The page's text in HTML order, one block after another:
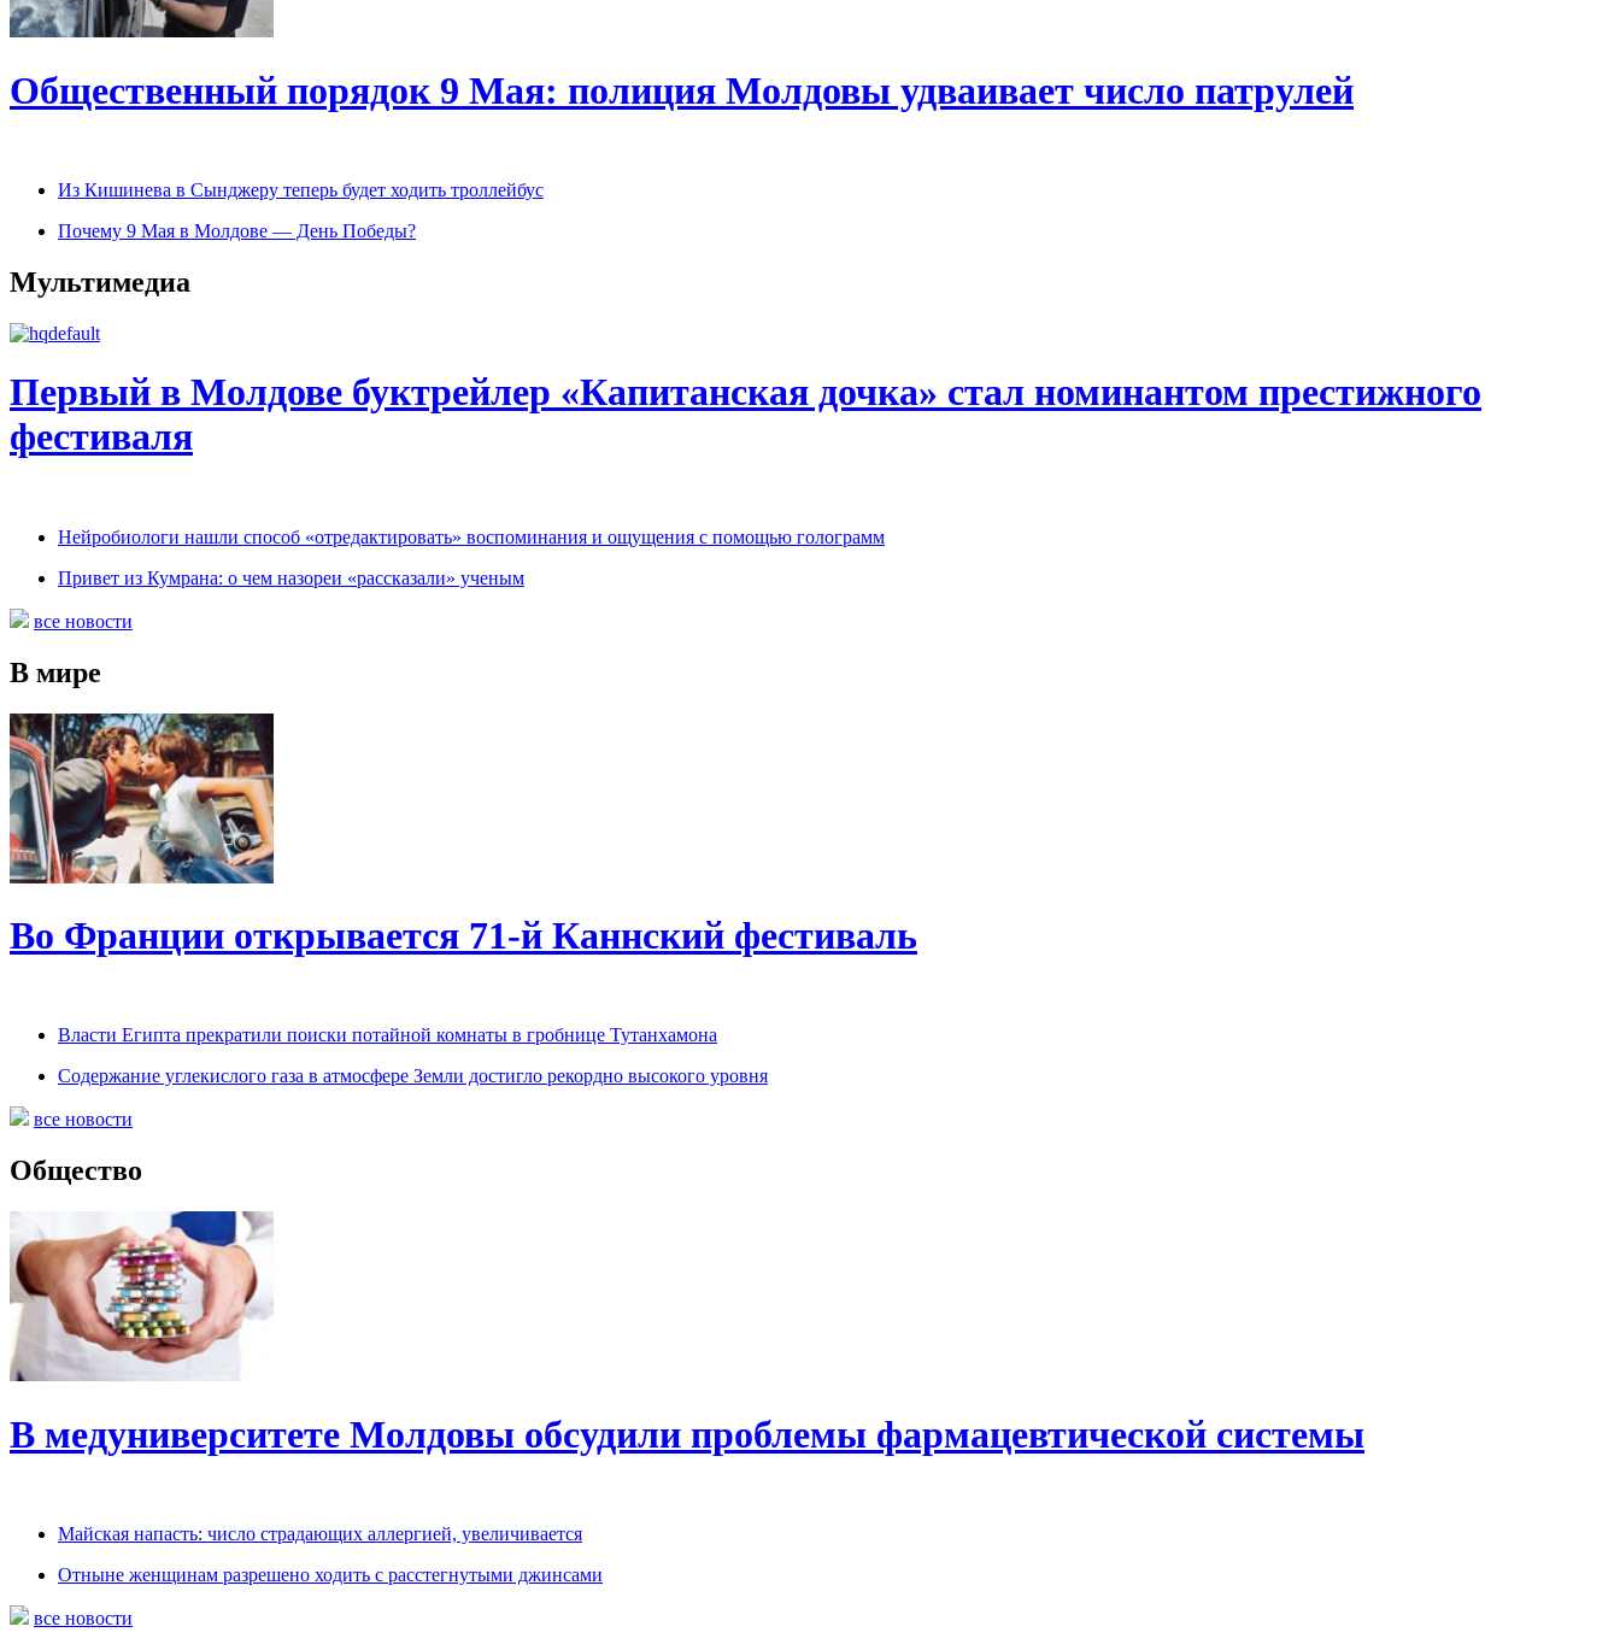
Общественный порядок 9 Мая: полиция Молдовы удваивает число патрулей
Из Кишинева в Сынджеру теперь будет ходить троллейбус
Почему 9 Мая в Молдове — День Победы?
Мультимедиа
Первый в Молдове буктрейлер «Капитанская дочка» стал номинантом престижного
фестиваля
Нейробиологи нашли способ «отредактировать» воспоминания и ощущения с помощью голограмм
Привет из Кумрана: о чем назореи «рассказали» ученым
все новости
В мире
Во Франции открывается 71-й Каннский фестиваль
Власти Египта прекратили поиски потайной комнаты в гробнице Тутанхамона
Содержание углекислого газа в атмосфере Земли достигло рекордно высокого уровня
все новости
Общество
В медуниверситете Молдовы обсудили проблемы фармацевтической системы
Майская напасть: число страдающих аллергией, увеличивается
Отныне женщинам разрешено ходить с расстегнутыми джинсами
все новости